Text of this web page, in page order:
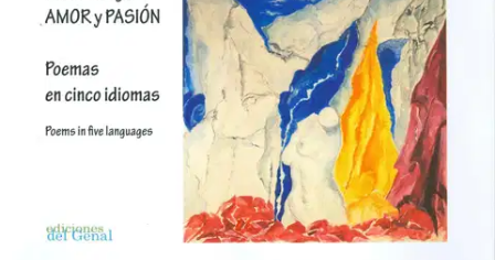
Tekijä ja kuvitus Risto Kangas, tämän viisikielisen runokokoelman
tekijä, on tehnyt työuransa toimimalla saksan, ruotsin sekä
tietotekniikan opettajana Suomessa. Siirryttyään eläkkeelle hän
halusi jatkaa työtään kieltenopettajana Aurinkorannikon
suomalaisessa koulussa Fuengirolassa. Ikävä kyllä hän sairastui
sitten syöpään, mistä hän kyllä täysin parantui Espanjan
terveydenhoidon ansiosta hyvin pian. Kova kokemus pani hänet
sitten kirjoittamaan runoja.
Sen tuloksena syntyi sittemmin tämä
kirja, osoituksena hänen rakkaudestaan espanjalaista kulttuuria ja
espanjalaisia kohtaan. Kuvitukseksi kirjaan tekijä valitsi hyvän
ystävänsä Matti Metsämaan teoksia sekä entisen koulukaverinsa
Maija Lakio-Haapion teoksia. Molemmat ovat ilmeisesti ainakin
jossain määrin saaneet inspiraationsa teoksen runoista. Kaikki kirjan